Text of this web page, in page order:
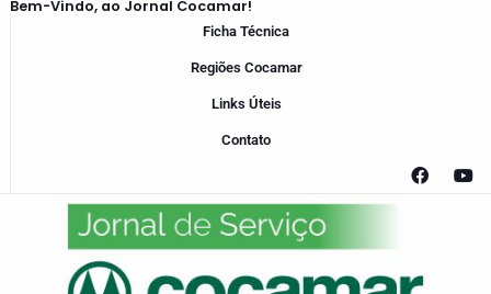
Bem-Vindo, ao Jornal Cocamar!
Ficha Técnica
Regiões Cocamar
Links Úteis
Contato